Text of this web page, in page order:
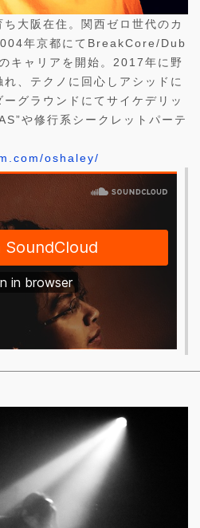
大阪在住。関西ゼロ世代のカ
年京都にてBreakCore/Dub
キャリアを開始。2017年に野
、テクノに回心しアシッドに
グラウンドにてサイケデリッ
や修行系シークレットパーテ
oshaley/